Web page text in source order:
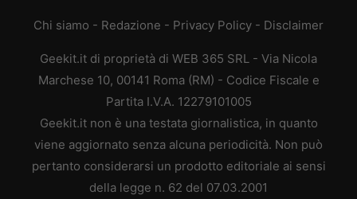
Chi siamo - Redazione - Privacy Policy - Disclaimer
Geekit.it di proprietà di WEB 365 SRL - Via Nicola
Marchese 10, 00141 Roma (RM) - Codice Fiscale e
Partita I.V.A. 12279101005
Geekit.it non è una testata giornalistica, in quanto
viene aggiornato senza alcuna periodicità. Non può
pertanto considerarsi un prodotto editoriale ai sensi
della legge n. 62 del 07.03.2001